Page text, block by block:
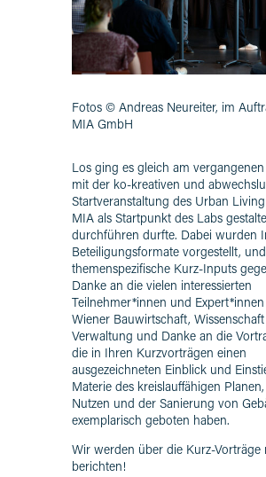
Fotos © Andreas Neureiter, im
MIA GmbH
Los ging es gleich am
mit der ko-kreativen und
Startveranstaltung des Urban
MIA als Startpunkt des Labs
durchführen durfte. Dabei wurden
Beteiligungsformate vorgestellt, und
themenspezifische Kurz-Inputs
Danke an die vielen interessierten
Teilnehmer*innen und
Wiener Bauwirtschaft,
Verwaltung und Danke an die
die in Ihren Kurzvorträgen einen
ausgezeichneten Einblick und
Materie des kreislauffähigen
Nutzen und der Sanierung von
exemplarisch geboten haben.
Wir werden über die Kurz-Vorträge
berichten!